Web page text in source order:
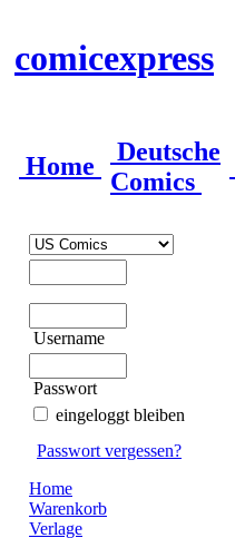
comicexpress
Home
Deutsche
Comics
Username
Passwort
eingeloggt bleiben
Passwort vergessen?
Home
Warenkorb
Verlage